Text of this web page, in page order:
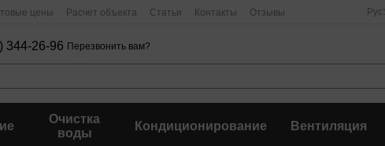
цены Расчет объекта Статьи Контакты Отзывы Рус
344-26-96 Перезвонить вам?
Очистка
воды
Кондиционирование Вентиляция